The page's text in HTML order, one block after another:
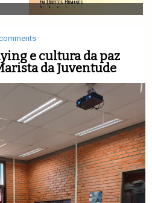
v
i
a
i
o
n
e cultura da paz
da Juventude